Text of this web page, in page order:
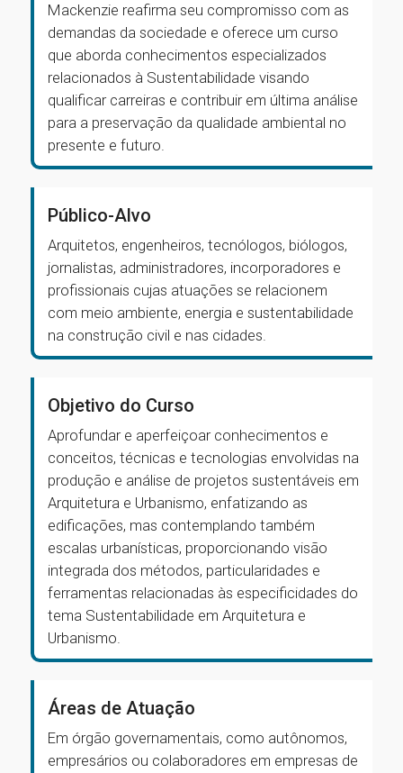
Mackenzie reafirma seu compromisso com as
demandas da sociedade e oferece um curso
que aborda conhecimentos especializados
relacionados à Sustentabilidade visando
qualificar carreiras e contribuir em última análise
para a preservação da qualidade ambiental no
presente e futuro.
Público-Alvo
Arquitetos, engenheiros, tecnólogos, biólogos,
jornalistas, administradores, incorporadores e
profissionais cujas atuações se relacionem
com meio ambiente, energia e sustentabilidade
na construção civil e nas cidades.
Objetivo do Curso
Aprofundar e aperfeiçoar conhecimentos e
conceitos, técnicas e tecnologias envolvidas na
produção e análise de projetos sustentáveis em
Arquitetura e Urbanismo, enfatizando as
edificações, mas contemplando também
escalas urbanísticas, proporcionando visão
integrada dos métodos, particularidades e
ferramentas relacionadas às especificidades do
tema Sustentabilidade em Arquitetura e
Urbanismo.
Áreas de Atuação
Em órgão governamentais, como autônomos,
empresários ou colaboradores em empresas de